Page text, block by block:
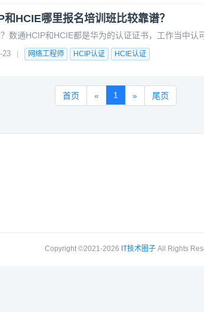
HCIE哪里报名培训班比较靠谱？
23 网络工程师 HCIP认证 HCIE认证
首页 « 1 » 尾页
Copyright ©2021-2026 IT技术圈子 All Rights